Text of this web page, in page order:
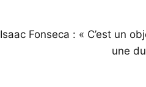
Isaac Fonseca : « C’est un
une